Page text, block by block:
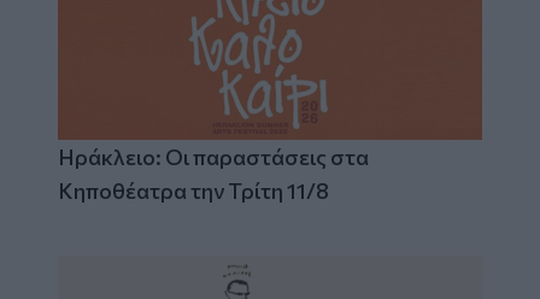
Ηράκλειο: Οι παραστάσεις στα
Κηποθέατρα την Τρίτη 11/8